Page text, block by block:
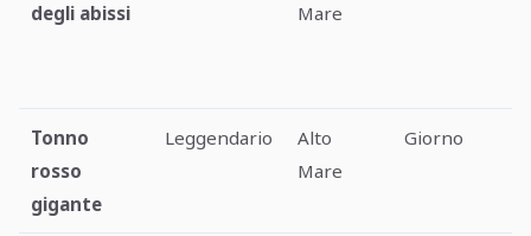
degli abissi
Mare
Tonno
rosso
gigante
Leggendario
Alto
Mare
Giorno